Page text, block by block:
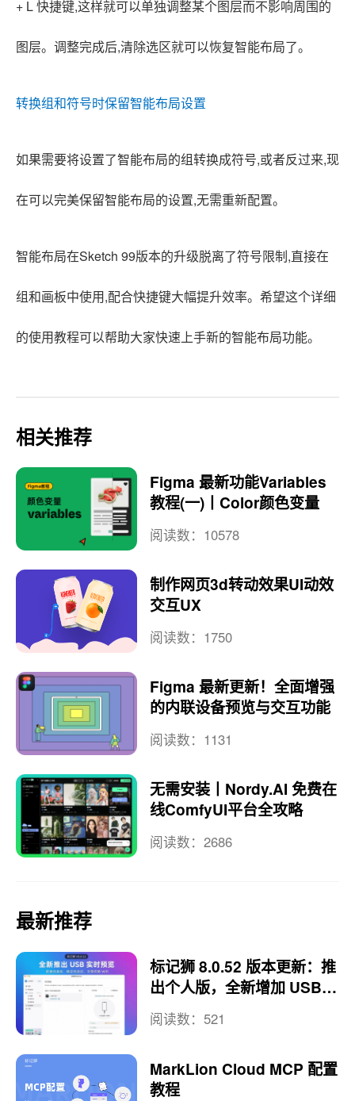
+ L 快捷键,这样就可以单独调整某个图层而不影响周围的
图层。调整完成后,清除选区就可以恢复智能布局了。
转换组和符号时保留智能布局设置
如果需要将设置了智能布局的组转换成符号,或者反过来,现
在可以完美保留智能布局的设置,无需重新配置。
智能布局在Sketch 99版本的升级脱离了符号限制,直接在
组和画板中使用,配合快捷键大幅提升效率。希望这个详细
的使用教程可以帮助大家快速上手新的智能布局功能。
相关推荐
Figma 最新功能Variables
教程(一)丨Color颜色变量
阅读数：10578
制作网页3d转动效果UI动效
交互UX
阅读数：1750
Figma 最新更新！全面增强
的内联设备预览与交互功能
阅读数：1131
无需安装丨Nordy.AI 免费在
线ComfyUI平台全攻略
阅读数：2686
最新推荐
标记狮 8.0.52 版本更新：推
出个人版，全新增加 USB
实时预览
阅读数：521
MarkLion Cloud MCP 配置
教程